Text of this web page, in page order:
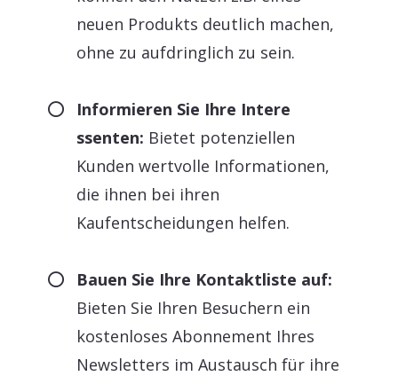
neuen Produkts deutlich machen,
ohne zu aufdringlich zu sein.
Informieren Sie Ihre Intere
ssenten: Bietet potenziellen
Kunden wertvolle Informationen,
die ihnen bei ihren
Kaufentscheidungen helfen.
Bauen Sie Ihre Kontaktliste auf:
Bieten Sie Ihren Besuchern ein
kostenloses Abonnement Ihres
Newsletters im Austausch für ihre